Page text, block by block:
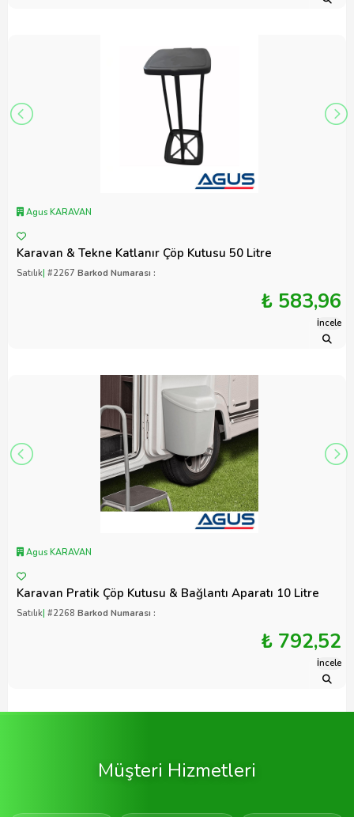
Agus KARAVAN
Karavan & Tekne Katlanır Çöp Kutusu 50 Litre
Satılık| #2267 Barkod Numarası :
₺ 583,96
İncele
Agus KARAVAN
Karavan Pratik Çöp Kutusu & Bağlantı Aparatı 10 Litre
Satılık| #2268 Barkod Numarası :
₺ 792,52
İncele
Müşteri Hizmetleri